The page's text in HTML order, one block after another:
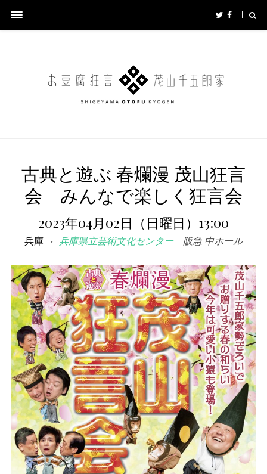
古典と遊ぶ 春爛漫 茂山狂言
会 みんなで楽しく狂言会
2023年04月02日（日曜日）13:00
兵庫 兵庫県立芸術文化センター阪急 中ホール